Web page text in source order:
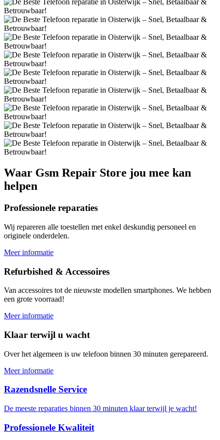
Waar Gsm Repair Store jou mee kan
helpen
Professionele reparaties
Wij repareren alle toestellen met enkel deskundig personeel en
originele onderdelen.
Meer informatie
Refurbished & Accessoires
Van accessoires tot de nieuwste modellen smartphones. We hebben
een grote voorraad!
Meer informatie
Klaar terwijl u wacht
Over het algemeen is uw telefoon binnen 30 minuten gerepareerd.
Meer informatie
Razendsnelle Service
De meeste reparaties binnen 30 minuten klaar terwijl je wacht!
Professionele Kwaliteit